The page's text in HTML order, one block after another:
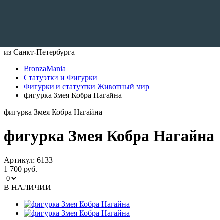
из Санкт-Петербурга
BronzaMania
Статуэтки и Фигурки
Фигурки и статуэтки Животный мир
фигурка Змея Кобра Нагайна
фигурка Змея Кобра Нагайна
фигурка Змея Кобра Нагайна
Артикул: 6133
1 700 руб.
В НАЛИЧИИ